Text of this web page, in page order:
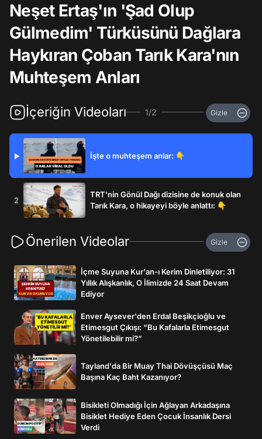
Neşet Ertaş'ın 'Şad Olup
Gülmedim' Türküsünü Dağlara
Haykıran Çoban Tarık Kara'nın
Muhteşem Anları
İçeriğin Videoları 1/2 Gizle
▶ İşte o muhteşem anlar: 👇
2
TRT'nin Gönül Dağı dizisine de konuk olan
Tarık Kara, o hikayeyi böyle anlattı: 👇
Önerilen Videolar Gizle
İçme Suyuna Kur'an-ı Kerim Dinletiliyor: 31
Yıllık Alışkanlık, O İlimizde 24 Saat Devam
Ediyor
Enver Aysever'den Erdal Beşikçioğlu ve
Etimesgut Çıkışı: “Bu Kafalarla Etimesgut
Yönetilebilir mi?”
Tayland'da Bir Muay Thai Dövüşçüsü Maç
Başına Kaç Baht Kazanıyor?
Bisikleti Olmadığı İçin Ağlayan Arkadaşına
Bisiklet Hediye Eden Çocuk İnsanlık Dersi
Verdi